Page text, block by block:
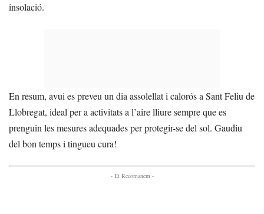
insolació.
En resum, avui es preveu un dia assolellat i calorós a Sant Feliu de
Llobregat, ideal per a activitats a l’aire lliure sempre que es
prenguin les mesures adequades per protegir-se del sol. Gaudiu
del bon temps i tingueu cura!
- Et Recomanem -